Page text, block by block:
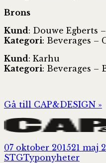
Brons
Kund: Douwe Egberts
Kategori: Beverages –
Kund: Karhu
Kategori: Beverages –
Gå till CAP&DESIGN »
Postat
07 oktober 201521 maj
STGKategorier
Typonyheter